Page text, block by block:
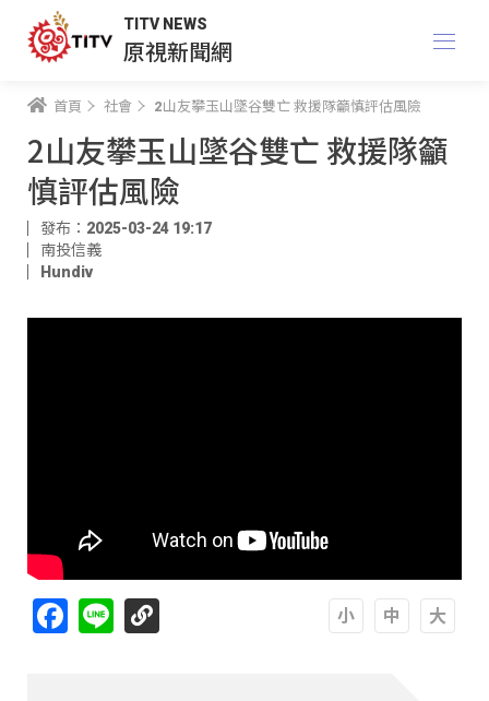
TITV NEWS
原視新聞網
首頁 社會 2山友攀玉山墜谷雙亡 救援隊籲慎評估風險
2山友攀玉山墜谷雙亡 救援隊籲
慎評估風險
發布：2025-03-24 19:17
南投信義
Hundiv
Facebook
Line